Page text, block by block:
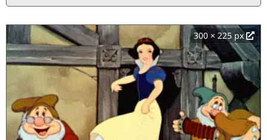
300 × 225 px